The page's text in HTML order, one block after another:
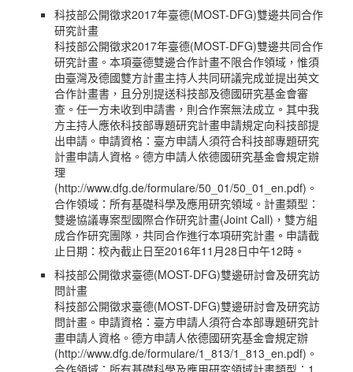
科技部公開徵求2017年臺德(MOST-DFG)雙邊共同合作
研究計畫
科技部公開徵求2017年臺德(MOST-DFG)雙邊共同合作
研究計畫。本項臺德雙邊合作計畫不限合作領域，惟須
由臺灣及德國雙方計畫主持人共同研議完成並提出英文
合作計畫書，且分別提送科技部及德國研究基金會審
查。任一方未收到申請書，則合作案無法成立。其中我
方主持人應依科技部專題研究計畫申請規定向科技部提
出申請。申請資格：臺方申請人須符合科技部專題研究
計畫申請人資格。德方申請人依德國研究基金會規定辦
理
(http://www.dfg.de/formulare/50_01/50_01_en.pdf)。
合作領域：所有基礎科學及應用研究領域。計畫類型：
雙邊協議專案型國際合作研究計畫(Joint Call)，雙方組
成合作研究團隊，共同合作進行本項研究計畫。申請截
止日期：校內截止日至2016年11月28日中午12時。
科技部公開徵求臺德(MOST-DFG)雙邊研討會及研究訪
問計畫
科技部公開徵求臺德(MOST-DFG)雙邊研討會及研究訪
問計畫。申請資格：臺方申請人須符合本部專題研究計
畫申請人資格。德方申請人依德國研究基金會規定辦
(http://www.dfg.de/formulare/1_813/1_813_en.pdf)。